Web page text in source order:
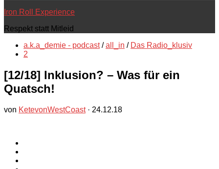
Iron Roll Experience
Respekt statt Mitleid
a.k.a_demie - podcast / all_in / Das Radio_klusiv
2
[12/18] Inklusion? – Was für ein
Quatsch!
von KetevonWestCoast · 24.12.18